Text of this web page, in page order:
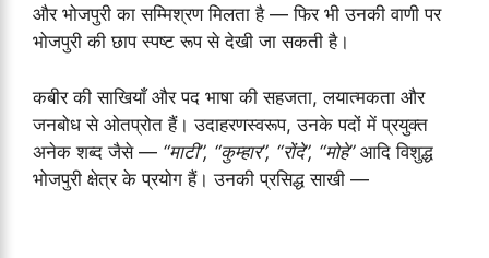
और भोजपुरी का सम्मिश्रण मिलता है — फिर भी उनकी वाणी पर
भोजपुरी की छाप स्पष्ट रूप से देखी जा सकती है।
कबीर की साखियाँ और पद भाषा की सहजता, लयात्मकता और
जनबोध से ओतप्रोत हैं। उदाहरणस्वरूप, उनके पदों में प्रयुक्त
अनेक शब्द जैसे — “माटी”, “कुम्हार”, “रोंदे”, “मोहे”आदि विशुद्ध
भोजपुरी क्षेत्र के प्रयोग हैं। उनकी प्रसिद्ध साखी —